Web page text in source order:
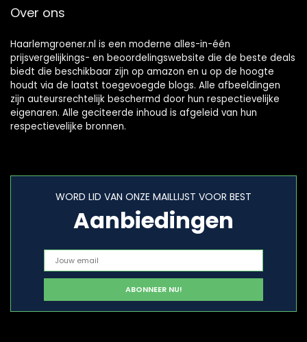
Over ons
Haarlemgroener.nl is een moderne alles-in-één
prijsvergelijkings- en beoordelingswebsite die de beste deals
biedt die beschikbaar zijn op amazon en u op de hoogte
houdt via de laatst toegevoegde blogs. Alle afbeeldingen
zijn auteursrechtelijk beschermd door hun respectievelijke
eigenaren. Alle geciteerde inhoud is afgeleid van hun
respectievelijke bronnen.
WORD LID VAN ONZE MAILLIJST VOOR BEST
Aanbiedingen